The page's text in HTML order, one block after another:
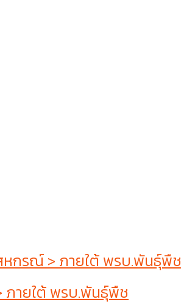
หกรณ์ > ภายใต้ พรบ.พันธุ์พืช
ภายใต้ พรบ.พันธุ์พืช